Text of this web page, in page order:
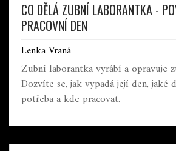
CO DĚLÁ ZUBNÍ LABORANTKA -
PRACOVNÍ DEN
Lenka Vraná
Zubní laborantka vyrábí a opravuje
Dozvíte se, jak vypadá její den, jaké
potřeba a kde pracovat.